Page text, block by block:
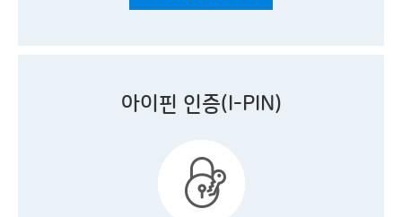
아이핀 인증(I-PIN)